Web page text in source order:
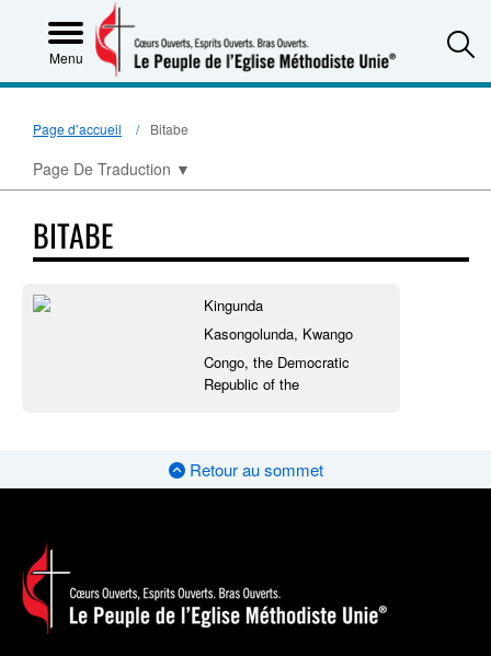
Menu
Page d’accueil Bitabe
Page De Traduction ▼
BITABE
Kingunda
Kasongolunda, Kwango
Congo, the Democratic
Republic of the
Retour au sommet